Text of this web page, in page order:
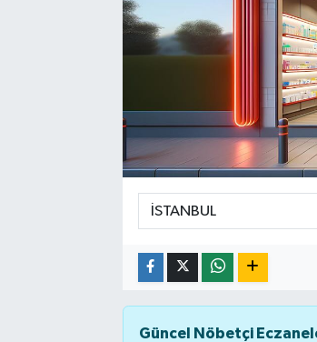
Güncel Nöbetçi